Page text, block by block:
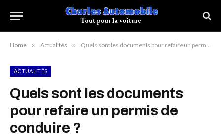
Home » Actualités » Quels sont les documents pour refaire un permis de conduire ?
ACTUALITÉS
Quels sont les documents
pour refaire un permis de
conduire ?